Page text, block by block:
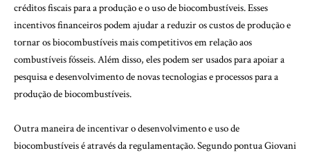
créditos fiscais para a produção e o uso de biocombustíveis. Esses
incentivos financeiros podem ajudar a reduzir os custos de produção e
tornar os biocombustíveis mais competitivos em relação aos
combustíveis fósseis. Além disso, eles podem ser usados para apoiar a
pesquisa e desenvolvimento de novas tecnologias e processos para a
produção de biocombustíveis.
Outra maneira de incentivar o desenvolvimento e uso de
biocombustíveis é através da regulamentação. Segundo pontua Giovani